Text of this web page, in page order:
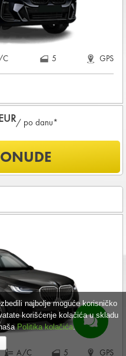
NAJMA
5 GPS
/ po danu*
od štete (CDW) i krađe
u iznosu od
NAJMA
A/C 5 GPS
najbolje moguće korisničko
korišćenje kolačića u skladu
Politika kolačića.